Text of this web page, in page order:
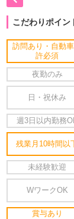
こだわりポイン
訪問あり・自動
許必須
夜勤のみ
日・祝休み
週3日以内勤務
残業月10時間以
未経験歓迎
WワークOK
賞与あり